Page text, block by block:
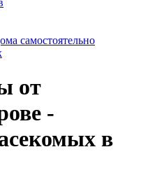
самостоятельно
от
-
в